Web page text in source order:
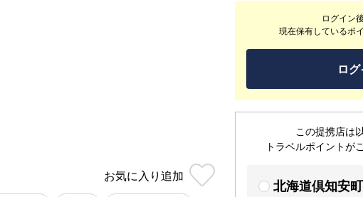
お気に入り 追加
ログイン
現在保有しているポ
ロ
この提携店は
トラベルポイントが
北海道倶知安町